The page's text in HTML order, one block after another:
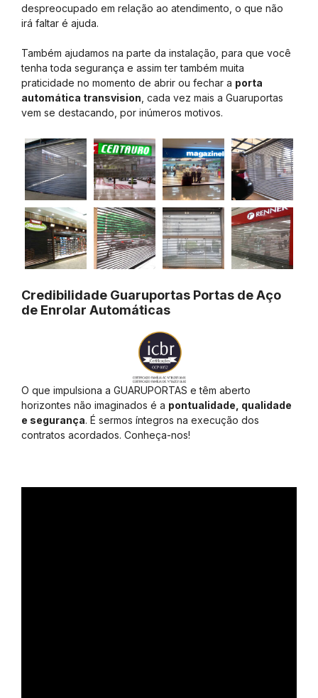
despreocupado em relação ao atendimento, o que não
irá faltar é ajuda.
Também ajudamos na parte da instalação, para que você
tenha toda segurança e assim ter também muita
praticidade no momento de abrir ou fechar a porta
automática transvision , cada vez mais a Guaruportas
vem se destacando, por inúmeros motivos.
Credibilidade Guaruportas Portas de Aço
de Enrolar Automáticas
O que impulsiona a GUARUPORTAS e têm aberto
horizontes não imaginados é a pontualidade, qualidade
e segurança. É sermos íntegros na execução dos
contratos acordados. Conheça-nos!